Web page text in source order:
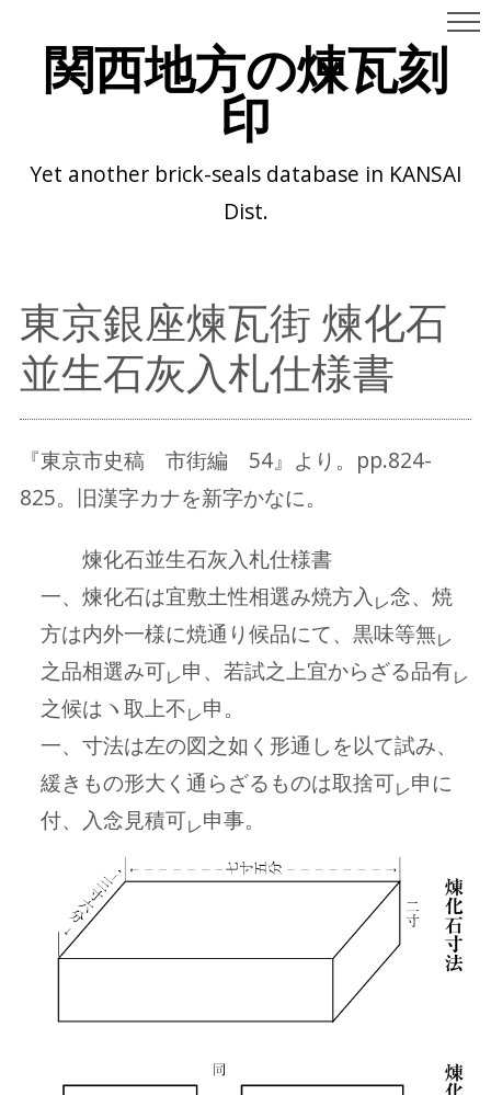
関西地方の煉瓦刻
印
Yet another brick-seals database in KANSAI
Dist.
東京銀座煉瓦街 煉化石
並生石灰入札仕様書
『東京市史稿 市街編 54』より。pp.824-
825。旧漢字カナを新字かなに。
煉化石並生石灰入札仕様書
一、煉化石は宜敷土性相選み焼方入 レ念、焼
方は内外一様に焼通り候品にて、黒味等無レ
之品相選み可レ申、若試之上宜からざる品有レ
之候はヽ取上不レ申。
一、寸法は左の図之如く形通しを以て試み、
緩きもの形大く通らざるものは取捨可レ申に
付、入念見積可レ申事。